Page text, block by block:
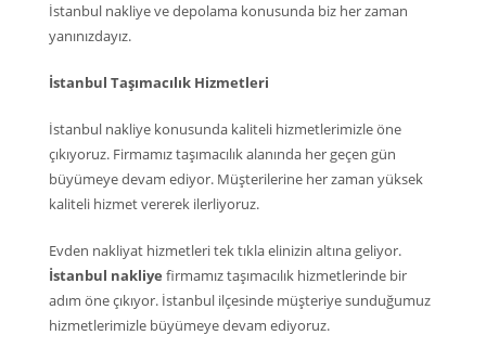
İstanbul nakliye ve depolama konusunda biz her zaman
yanınızdayız.
İstanbul Taşımacılık Hizmetleri
İstanbul nakliye konusunda kaliteli hizmetlerimizle öne
çıkıyoruz. Firmamız taşımacılık alanında her geçen gün
büyümeye devam ediyor. Müşterilerine her zaman yüksek
kaliteli hizmet vererek ilerliyoruz.
Evden nakliyat hizmetleri tek tıkla elinizin altına geliyor.
İstanbul nakliye firmamız taşımacılık hizmetlerinde bir
adım öne çıkıyor. İstanbul ilçesinde müşteriye sunduğumuz
hizmetlerimizle büyümeye devam ediyoruz.